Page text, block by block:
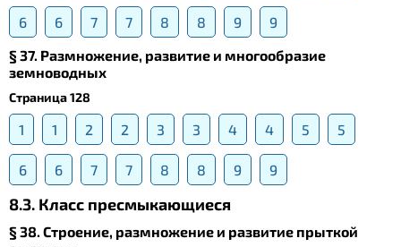
6 6 7 7 8 8 9
9
§ 37. Размножение, развитие и многообразие
земноводных
Страница 128
1 1 2 2 3 3 4 4 5 5
6 6 7 7 8 8 9 9
8.3. Класс пресмыкающиеся
§ 38. Строение, размножение и развитие прыткой